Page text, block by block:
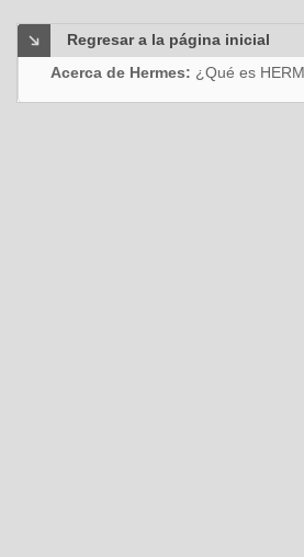
Regresar a la página inicial
Acerca de Hermes: ¿Qué es